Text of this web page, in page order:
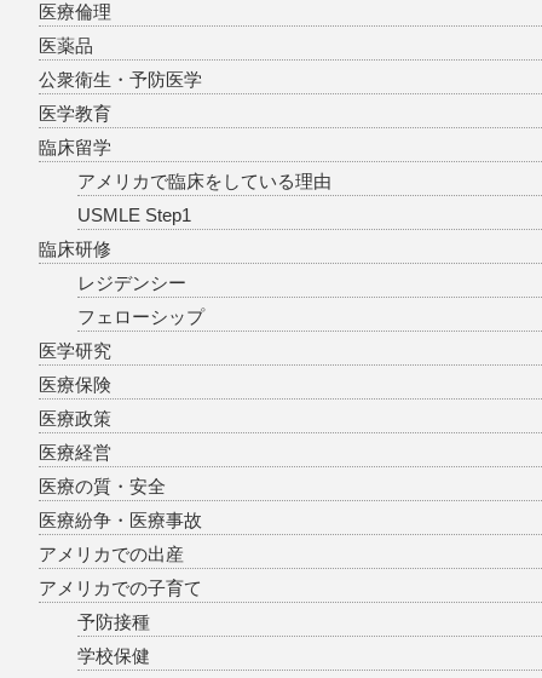
医療倫理
医薬品
公衆衛生・予防医学
医学教育
臨床留学
アメリカで臨床をしている理由
USMLE Step1
臨床研修
レジデンシー
フェローシップ
医学研究
医療保険
医療政策
医療経営
医療の質・安全
医療紛争・医療事故
アメリカでの出産
アメリカでの子育て
予防接種
学校保健